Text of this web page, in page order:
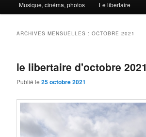
Musique, cinéma, photos Le libertaire
ARCHIVES MENSUELLES :OCTOBRE 2021
le libertaire d'octobre 2021
Publié le25 octobre 2021